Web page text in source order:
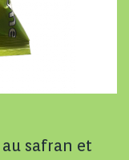
safran et